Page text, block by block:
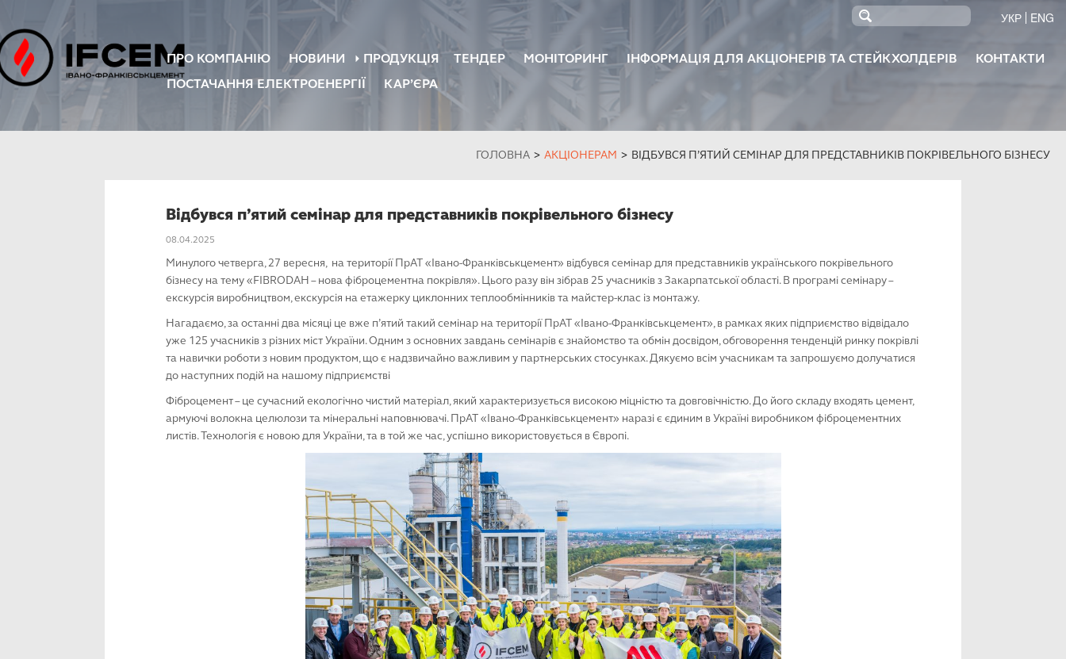
УКР ENG
ПРО КОМПАНІЮ НОВИНИ ПРОДУКЦІЯ
ЦЕМЕНТ БЕТОН, ЗАЛІЗОБЕТОН KRUBETON
ВОЛОКНИСТОЦЕМЕНТНІ ЛИСТИ
ТЕНДЕР МОНІТОРИНГ ІНФОРМАЦІЯ ДЛЯ АКЦІОНЕРІВ ТА СТЕЙКХОЛДЕРІВ
КОНТАКТИ
ПОСТАЧАННЯ ЕЛЕКТРОЕНЕРГІЇ
КАР’ЄРА
ГОЛОВНА > АКЦІОНЕРАМ > ВІДБУВСЯ П’ЯТИЙ СЕМІНАР ДЛЯ ПРЕДСТАВНИКІВ ПОКРІВЕЛЬНОГО БІЗНЕСУ
Відбувся п’ятий семінар для представників покрівельного бізнесу
08.04.2025
Минулого четверга, 27 вересня, на території ПрАТ «Івано-Франківськцемент» відбувся семінар для представників українського покрівельного
бізнесу на тему «FIBRODAH – нова фіброцементна покрівля». Цього разу він зібрав 25 учасників з Закарпатської області. В програмі семінару –
екскурсія виробництвом, екскурсія на етажерку циклонних теплообмінників та майстер-клас із монтажу.
Нагадаємо, за останні два місяці це вже п’ятий такий семінар на території ПрАТ «Івано-Франківськцемент», в рамках яких підприємство відвідало
уже 125 учасників з різних міст України. Одним з основних завдань семінарів є знайомство та обмін досвідом, обговорення тенденцій ринку покрівлі
та навички роботи з новим продуктом, що є надзвичайно важливим у партнерських стосунках. Дякуємо всім учасникам та запрошуємо долучатися
до наступних подій на нашому підприємстві
Фіброцемент – це сучасний екологічно чистий матеріал, який характеризується високою міцністю та довговічністю. До його складу входять цемент,
армуючі волокна целюлози та мінеральні наповнювачі. ПрАТ «Івано-Франківськцемент» наразі є єдиним в Україні виробником фіброцементних
листів. Технологія є новою для України, та в той же час, успішно використовується в Європі.